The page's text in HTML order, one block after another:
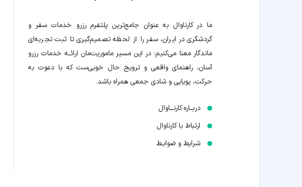
ما در کارناوال به عنوان جامع‌ترین پلتفرم رزرو خدمات سفر و
گردشگری در ایران، سفر را از لحظه‌ تصمیم‌گیری تا ثبت تجربه‌ای
ماندگار معنا می‌کنیم؛ در این مسیر‍ ماموریت‌مان اراﺋــﻪ خدمات رزرو
آسان، راهنمای واقعی و ترویج حال خوبی‌ست که با دعوت به
حرکت، پویایی و شادی جمعی همراه باشد.
دربــاره کارنـــاوال
ارتباط با کارناوال
شرایط و ضوابـط